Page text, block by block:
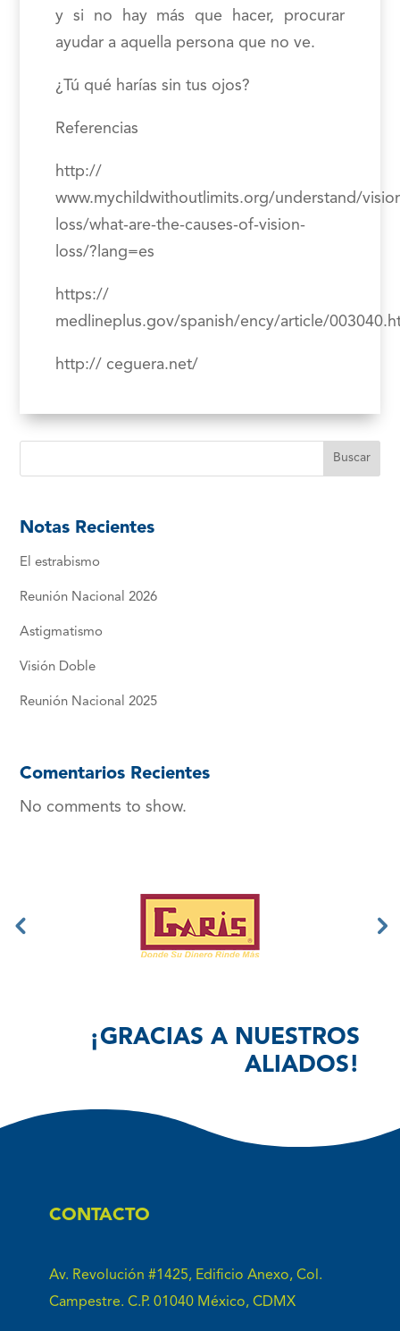
y si no hay más que hacer, procurar
ayudar a aquella persona que no ve.
¿Tú qué harías sin tus ojos?
Referencias
http://
www.mychildwithoutlimits.org/understand/
loss/what-are-the-causes-of-vision-
loss/?lang=es
https://
medlineplus.gov/spanish/ency/article/
http:// ceguera.net/
Buscar
Notas Recientes
El estrabismo
Reunión Nacional 2026
Astigmatismo
Visión Doble
Reunión Nacional 2025
Comentarios Recientes
No comments to show.
¡GRACIAS A NUESTROS
ALIADOS!
CONTACTO
Av. Revolución #1425, Edificio Anexo, Col.
Campestre. C.P. 01040 México, CDMX